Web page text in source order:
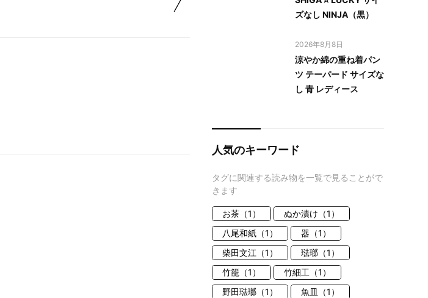
ズなし NINJA（黒）
2026年8月8日
涼やか綿の重ね着パン
ツ テーパード サイズな
し 青 レディース
人気のキーワード
タグに関連する読み物を一覧で見ることがで
きます
お茶（1）
ぬか漬け（1）
八尾和紙（1）
器（1）
柴田文江（1）
琺瑯（1）
竹籠（1）
竹細工（1）
野田琺瑯（1）
魚皿（1）